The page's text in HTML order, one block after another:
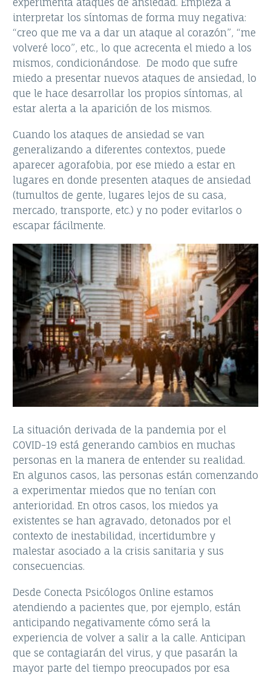
interpretar los síntomas de forma muy negativa:
“creo que me va a dar un ataque al corazón”, “me
volveré loco”, etc., lo que acrecenta el miedo a los
mismos, condicionándose. De modo que sufre
miedo a presentar nuevos ataques de ansiedad, lo
que le hace desarrollar los propios síntomas, al
estar alerta a la aparición de los mismos.
Cuando los ataques de ansiedad se van
generalizando a diferentes contextos, puede
aparecer agorafobia, por ese miedo a estar en
lugares en donde presenten ataques de ansiedad
(tumultos de gente, lugares lejos de su casa,
mercado, transporte, etc.) y no poder evitarlos o
escapar fácilmente.
La situación derivada de la pandemia por el
COVID-19 está generando cambios en muchas
personas en la manera de entender su realidad.
En algunos casos, las personas están comenzando
a experimentar miedos que no tenían con
anterioridad. En otros casos, los miedos ya
existentes se han agravado, detonados por el
contexto de inestabilidad, incertidumbre y
malestar asociado a la crisis sanitaria y sus
consecuencias.
Desde Conecta Psicólogos Online estamos
atendiendo a pacientes que, por ejemplo, están
anticipando negativamente cómo será la
experiencia de volver a salir a la calle. Anticipan
que se contagiarán del virus, y que pasarán la
mayor parte del tiempo preocupados por esa